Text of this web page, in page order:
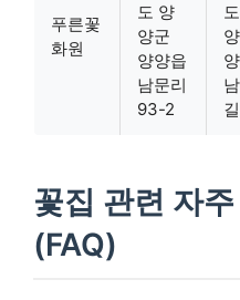
푸른꽃
화원
도 양
양군
양양읍
남문리
93-2
꽃집 관련 자
(FAQ)